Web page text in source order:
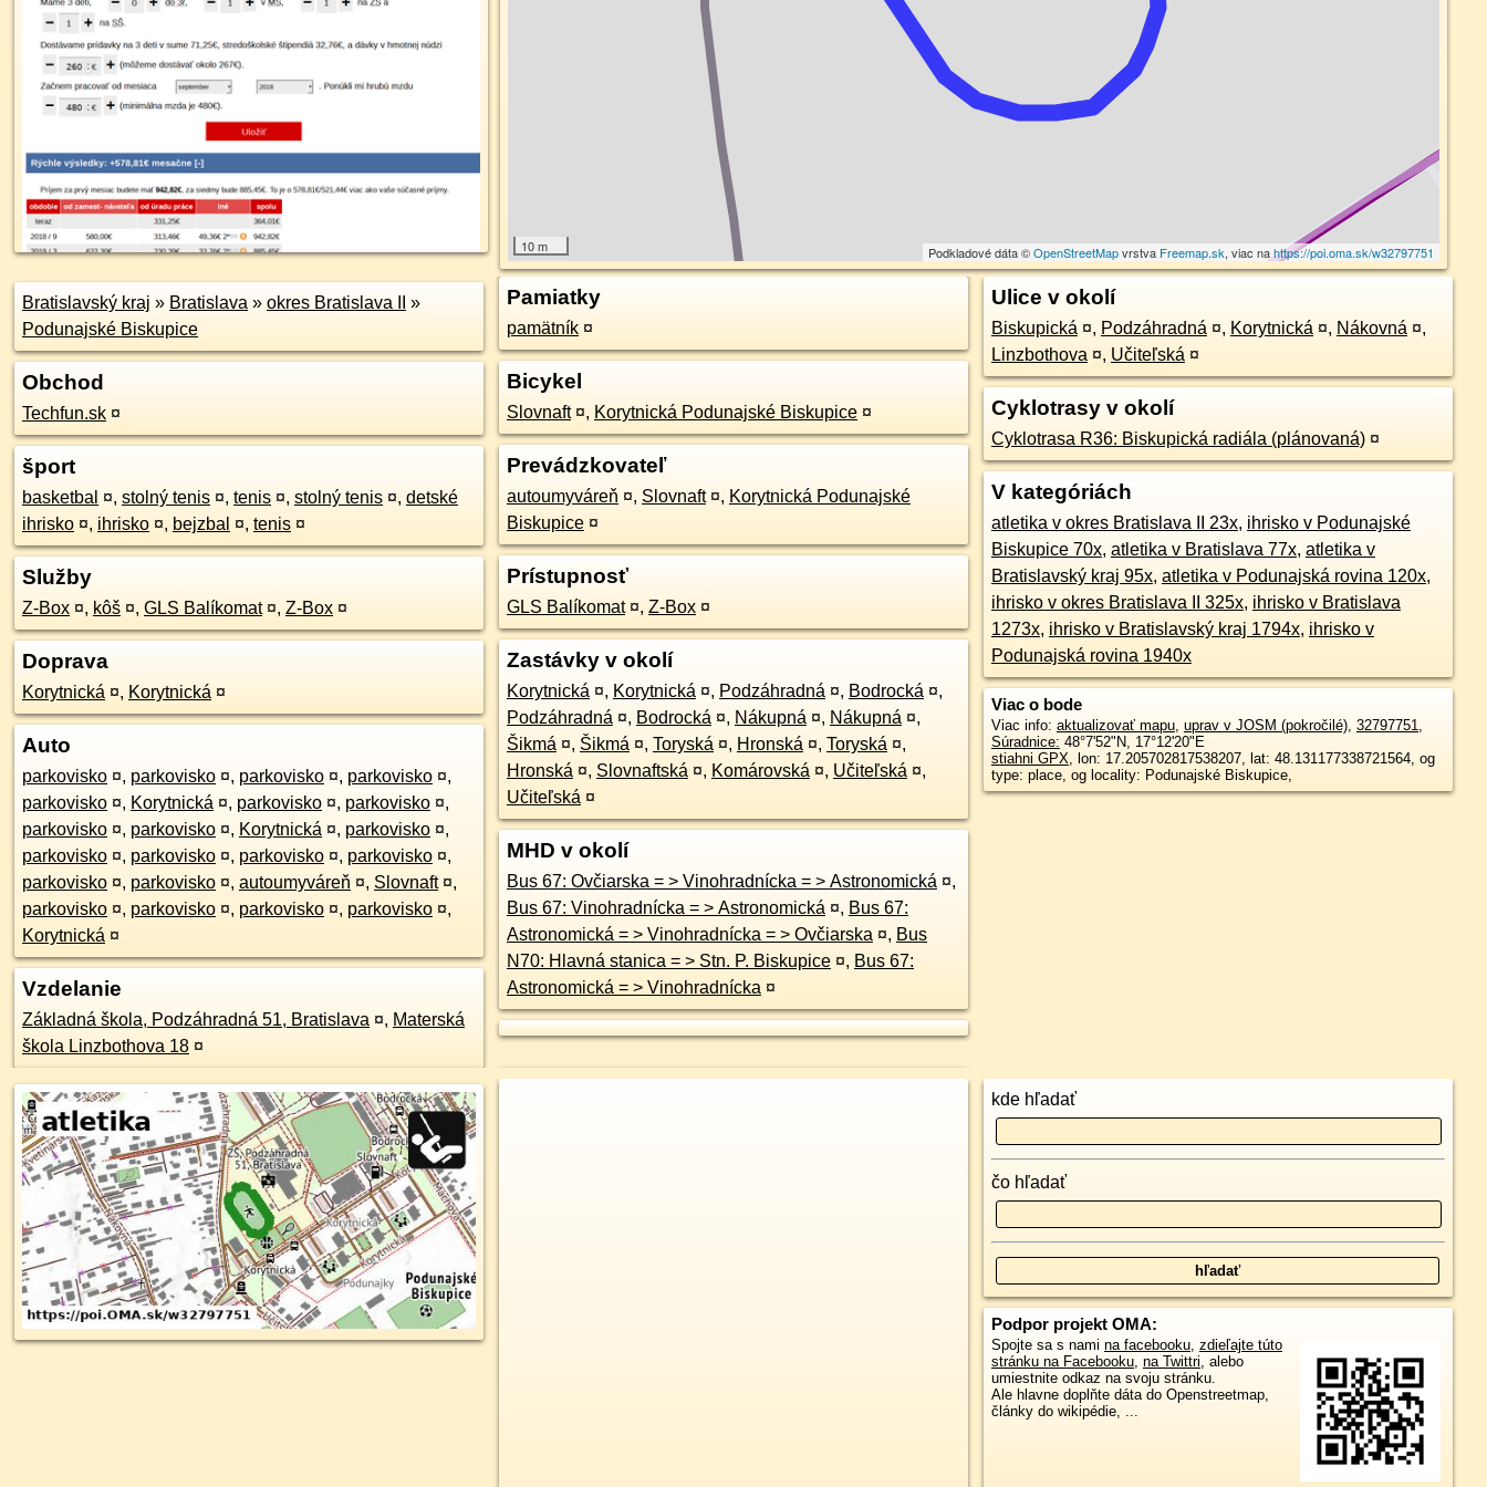
10 m Podkladové dáta ©OpenStreetMapvrstva Freemap.sk, viac nahttps://poi.oma.sk/w32797751
Bratislavský kraj » Bratislava » okres Bratislava II
»
Podunajské Biskupice
Obchod
Techfun.sk ¤
šport
basketbal ¤, stolný tenis ¤, tenis ¤, stolný tenis ¤, detské
ihrisko ¤, ihrisko ¤, bejzbal ¤, tenis ¤
Služby
Z-Box ¤, kôš ¤, GLS Balíkomat ¤, Z-Box ¤
Doprava
Korytnická ¤, Korytnická ¤
Auto
parkovisko ¤, parkovisko ¤, parkovisko ¤, parkovisko ¤,
parkovisko ¤, Korytnická ¤, parkovisko ¤, parkovisko ¤,
parkovisko ¤, parkovisko ¤, Korytnická ¤, parkovisko ¤,
parkovisko ¤, parkovisko ¤, parkovisko ¤, parkovisko ¤,
parkovisko ¤, parkovisko ¤, autoumyváreň ¤, Slovnaft ¤,
parkovisko ¤, parkovisko ¤, parkovisko ¤, parkovisko ¤,
Korytnická ¤
Vzdelanie
Základná škola, Podzáhradná 51, Bratislava ¤, Materská
škola Linzbothova 18 ¤
Pamiatky
pamätník ¤
Bicykel
Slovnaft ¤, Korytnická Podunajské Biskupice ¤
Prevádzkovateľ
autoumyváreň ¤, Slovnaft ¤, Korytnická Podunajské
Biskupice ¤
Prístupnosť
GLS Balíkomat ¤, Z-Box ¤
Zastávky v okolí
Korytnická ¤, Korytnická ¤, Podzáhradná ¤, Bodrocká ¤,
Podzáhradná ¤, Bodrocká ¤, Nákupná ¤, Nákupná ¤,
Šikmá ¤, Šikmá ¤, Toryská ¤, Hronská ¤, Toryská ¤,
Hronská ¤, Slovnaftská ¤, Komárovská ¤, Učiteľská ¤,
Učiteľská ¤
MHD v okolí
Bus 67: Ovčiarska = > Vinohradnícka = > Astronomická ¤,
Bus 67: Vinohradnícka = > Astronomická ¤, Bus 67:
Astronomická = > Vinohradnícka = > Ovčiarska ¤, Bus
N70: Hlavná stanica = > Stn. P. Biskupice ¤, Bus 67:
Astronomická = > Vinohradnícka ¤
Ulice v okolí
Biskupická ¤, Podzáhradná ¤, Korytnická ¤, Nákovná ¤,
Linzbothova ¤, Učiteľská ¤
Cyklotrasy v okolí
Cyklotrasa R36: Biskupická radiála (plánovaná) ¤
V kategóriách
atletika v okres Bratislava II 23x, ihrisko v Podunajské
Biskupice 70x, atletika v Bratislava 77x, atletika v
Bratislavský kraj 95x, atletika v Podunajská rovina 120x,
ihrisko v okres Bratislava II 325x, ihrisko v Bratislava
1273x, ihrisko v Bratislavský kraj 1794x, ihrisko v
Podunajská rovina 1940x
Viac o bode
Viac info: aktualizovať mapu, uprav v JOSM (pokročilé), 32797751,
Súradnice: 48°7'52"N, 17°12'20"E
stiahni GPX, lon: 17.205702817538207, lat: 48.131177338721564, og
type: place, og locality: Podunajské Biskupice,
kde hľadať
čo hľadať
Podpor projekt OMA:
Spojte sa s nami na facebooku, zdieľajte túto
stránku na Facebooku, na Twittri, alebo
umiestnite odkaz na svoju stránku.
Ale hlavne doplňte dáta do Openstreetmap,
články do wikipédie, ...